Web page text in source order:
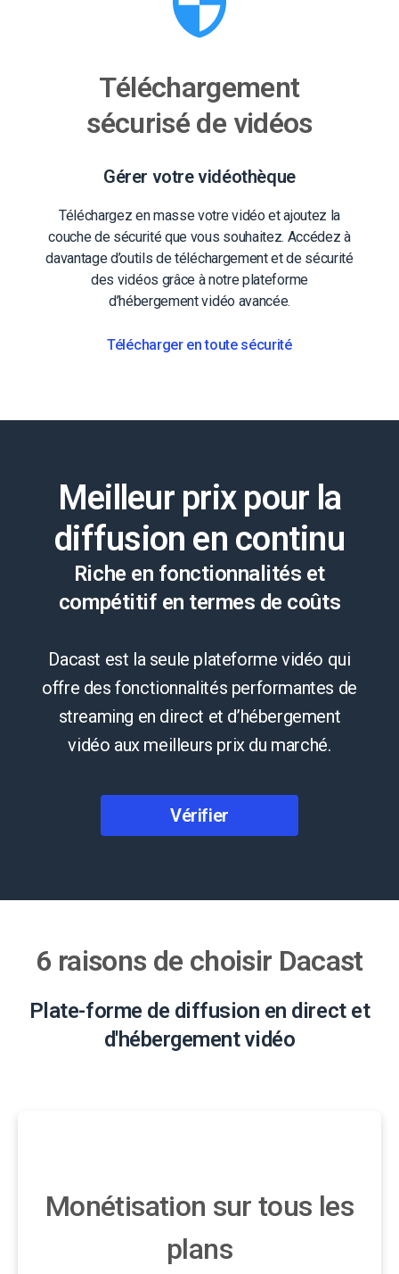
Téléchargement
sécurisé de vidéos
Gérer votre vidéothèque
Téléchargez en masse votre vidéo et ajoutez la
couche de sécurité que vous souhaitez. Accédez à
davantage d’outils de téléchargement et de sécurité
des vidéos grâce à notre plateforme
d’hébergement vidéo avancée.
Télécharger en toute sécurité
Meilleur prix pour la
diffusion en continu
Riche en fonctionnalités et
compétitif en termes de coûts
Dacast est la seule plateforme vidéo qui
offre des fonctionnalités performantes de
streaming en direct et d’hébergement
vidéo aux meilleurs prix du marché.
Vérifier
6 raisons de choisir Dacast
Plate-forme de diffusion en direct et
d'hébergement vidéo
Monétisation sur tous les
plans